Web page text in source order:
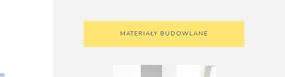
MATERIAŁY BUDOWLANE